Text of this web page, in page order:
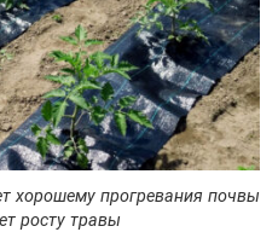
хорошему прогревания почвы
росту травы